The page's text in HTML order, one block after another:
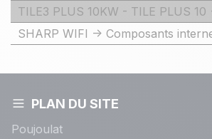
TILE3 PLUS 10KW - TILE PLUS
SHARP WIFI -> Composants
PLAN DU SITE
Poujoulat